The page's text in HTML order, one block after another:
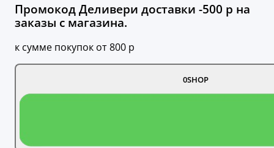
Промокод Деливери доставки -500 р на
заказы с магазина.
к сумме покупок от 800 р
0SHOP